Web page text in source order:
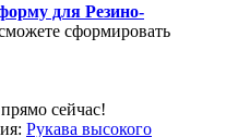
для Резино-
сформировать
сейчас!
Рукава высокого